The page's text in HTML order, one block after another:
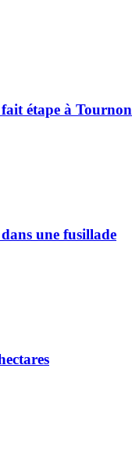
étape à Tournon
une fusillade